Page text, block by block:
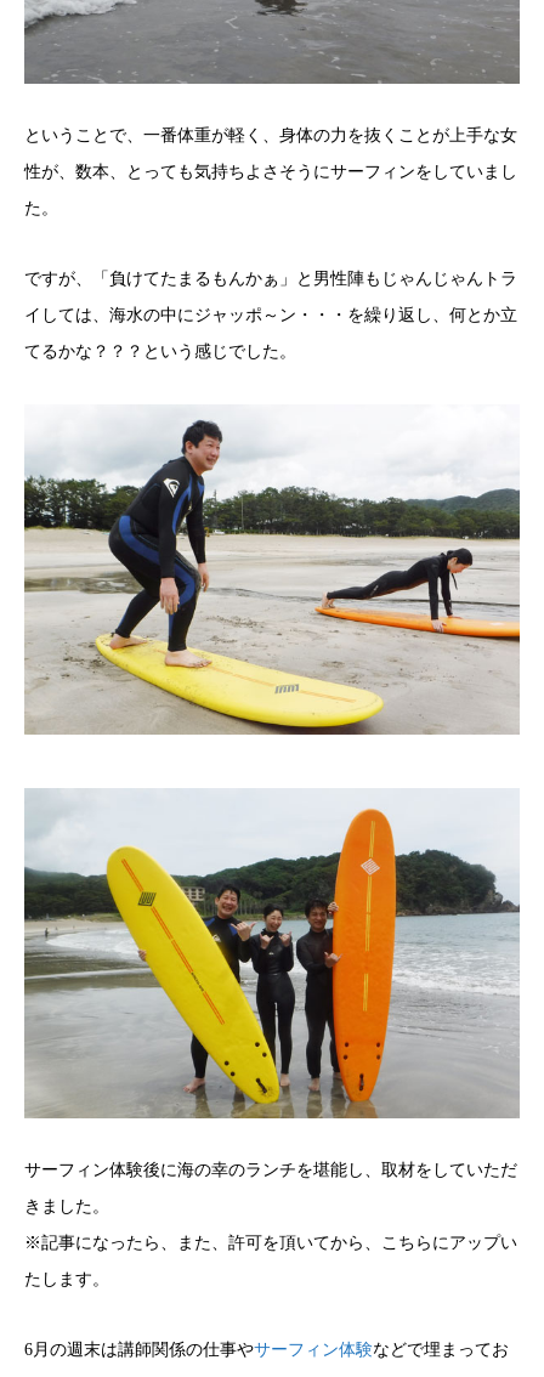
ということで、一番体重が軽く、身体の力を抜くことが上手な女
性が、数本、とっても気持ちよさそうにサーフィンをしていまし
た。
ですが、「負けてたまるもんかぁ」と男性陣もじゃんじゃんトラ
イしては、海水の中にジャッポ～ン・・・を繰り返し、何とか立
てるかな？？？という感じでした。
サーフィン体験後に海の幸のランチを堪能し、取材をしていただ
きました。
※記事になったら、また、許可を頂いてから、こちらにアップい
たします。
6月の週末は講師関係の仕事やサーフィン体験などで埋まってお